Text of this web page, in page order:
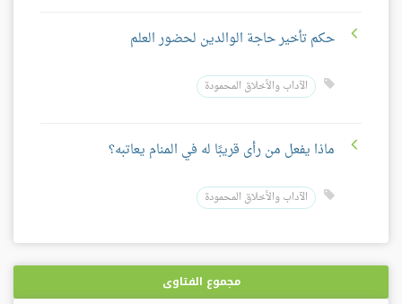
حكم تأخير حاجة الوالدين لحضور العلم
الآداب والأخلاق المحمودة
ماذا يفعل من رأى قريبًا له في المنام يعاتبه؟
الآداب والأخلاق المحمودة
مجموع الفتاوى